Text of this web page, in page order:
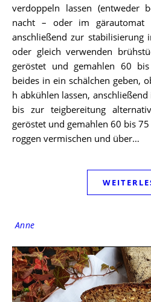
verdoppeln lassen (entweder
nacht – oder im
anschließend zur stabilisierung
oder gleich verwenden
geröstet und gemahlen 60
beides in ein schälchen geben,
h abkühlen lassen,
bis zur teigbereitung
geröstet und gemahlen 60 bis
roggen vermischen und über…
Anne